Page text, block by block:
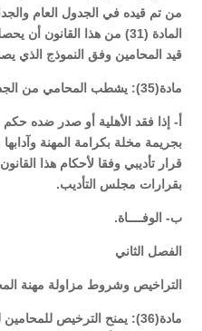
من تم قيده في الجدول العام
المادة (31) من هذا القانون
قيد المحامين وفق النموذج الذي
مادة(35): يشطب المحامي من الجداول في الحالات التالية:-
أ- إذا فقد الأهلية أو صدر ضده
بجريمة مخلة بكرامة المهنة
قرار تأديبي وفقا لأحكام هذا
بقرارات مجلس التأديب.
ب- الوفــــاة.
الفصل الثاني
التراخيص وشروط مزاولة مهنة
مادة(36): يمنح الترخيص